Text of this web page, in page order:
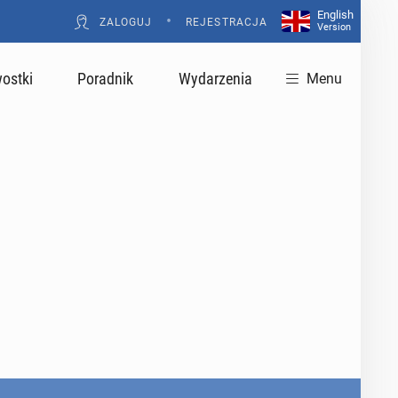
ZALOGUJ • REJESTRACJA
English
Version
Poradnik Wydarzenia Menu